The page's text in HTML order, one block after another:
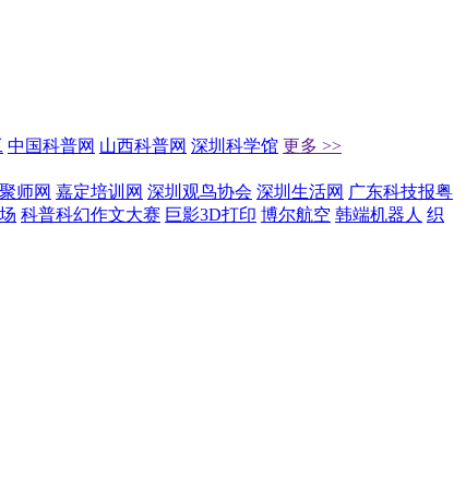
中国科普网 山西科普网 深圳科学馆 更多 >>
聚师网 嘉定培训网 深圳观鸟协会 深圳生活网 广东科技报粤
科普科幻作文大赛 巨影3D打印 博尔航空 韩端机器人 织